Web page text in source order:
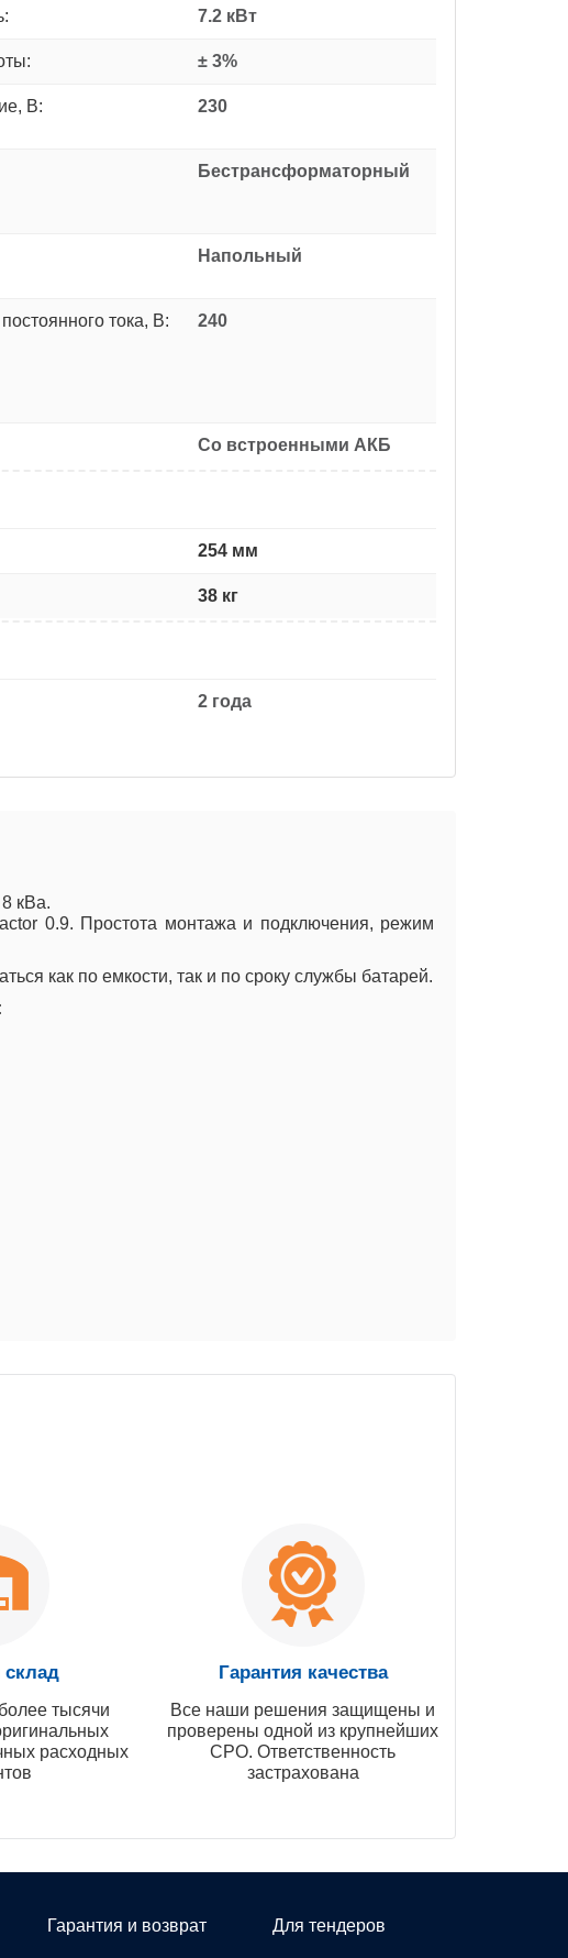
7.2 кВт
± 3%
В: 230
Бестрансформаторный
Напольный
тока, В: 240
Со встроенными АКБ
254 мм
38 кг
2 года
кВа.
0.9. Простота монтажа и подключения, режим
как по емкости, так и по сроку службы батарей.
тысячи
расходных
Гарантия качества
Все наши решения защищены и
проверены одной из крупнейших
СРО. Ответственность
застрахована
Гарантия и возврат Для тендеров